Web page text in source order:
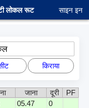
लोकल रूट साइन इन
किराया
जाना दूरी
PF
05.47
0